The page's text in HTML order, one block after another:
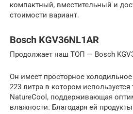
компактный, вместительный и
стоимости вариант.
Bosch KGV36NL1AR
Продолжает наш ТОП — Bosch
Он имеет просторное
223 литра в котором используется
NatureCool, поддерживающая
влажности. Благодаря ей